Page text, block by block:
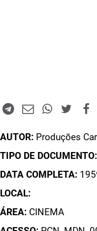
AUTOR: Produções
TIPO DE DOCUMENTO:
DATA COMPLETA:
LOCAL:
ÁREA: CINEMA